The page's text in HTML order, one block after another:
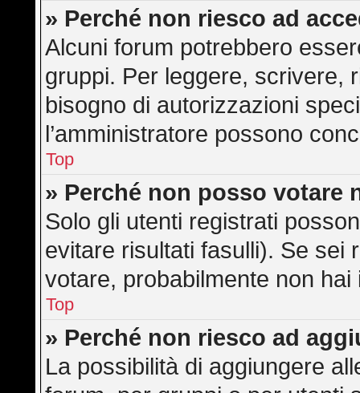
» Perché non riesco ad
Alcuni forum potrebbero
gruppi. Per leggere, scrivere,
bisogno di autorizzazioni
l’amministratore possono
Top
» Perché non posso votare
Solo gli utenti registrati
evitare risultati fasulli). Se sei
votare, probabilmente non hai
Top
» Perché non riesco ad
La possibilità di aggiungere